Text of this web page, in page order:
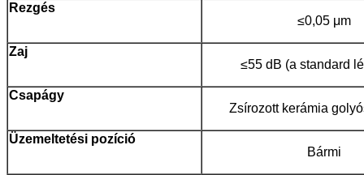
Rezgés
≤0,05 μm
Zaj
≤55 dB (a standard
Csapágy
Zsírozott kerámia
Üzemeltetési pozíció
Bármi